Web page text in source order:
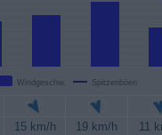
Windgeschw. Spitzenböen
15 km/h 19 km/h
11